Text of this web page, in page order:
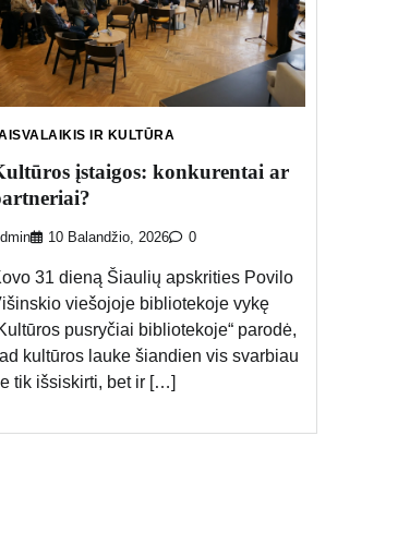
IR KULTŪRA
įstaigos: konkurentai ar
10 Balandžio, 2026 0
31 dieną Šiaulių apskrities Povilo
viešojoje bibliotekoje vykę
pusryčiai bibliotekoje“ parodė,
kultūros lauke šiandien vis svarbiau
tik išsiskirti, bet ir […]